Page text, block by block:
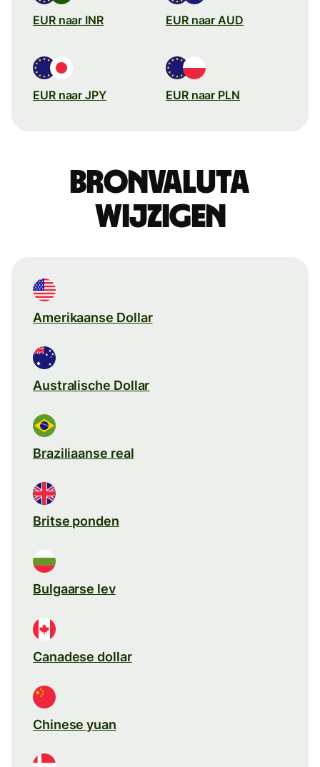
EUR naar INR EUR naar AUD
EUR naar JPY EUR naar PLN
Bronvaluta
wijzigen
Amerikaanse Dollar
Australische Dollar
Braziliaanse real
Britse ponden
Bulgaarse lev
Canadese dollar
Chinese yuan